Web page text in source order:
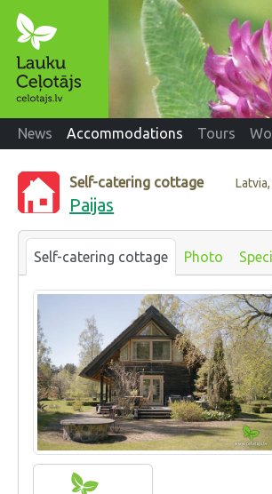
News Accommodations Tours
Self-catering cottage
Paijas
Self-catering cottage Photo